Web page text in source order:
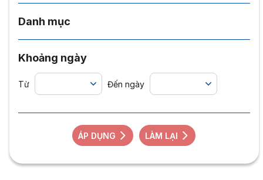
Danh mục
Khoảng ngày
Từ Đến ngày
ÁP DỤNG LÀM LẠI